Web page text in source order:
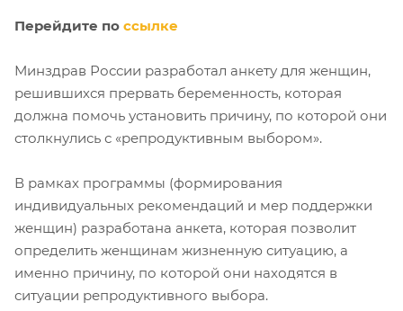
Перейдите по ссылке
Минздрав России разработал анкету для женщин,
решившихся прервать беременность, которая
должна помочь установить причину, по которой они
столкнулись с «репродуктивным выбором».
В рамках программы (формирования
индивидуальных рекомендаций и мер поддержки
женщин) разработана анкета, которая позволит
определить женщинам жизненную ситуацию, а
именно причину, по которой они находятся в
ситуации репродуктивного выбора.